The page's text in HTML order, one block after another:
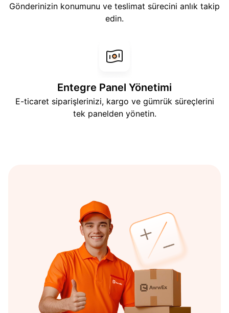
Gönderinizin konumunu ve teslimat sürecini anlık takip
edin.
Entegre Panel Yönetimi
E-ticaret siparişlerinizi, kargo ve gümrük süreçlerini
tek panelden yönetin.